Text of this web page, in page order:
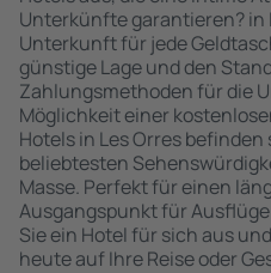
Unterkünfte garantieren? in
Unterkunft für jede
günstige Lage und den
Zahlungsmethoden für die
Möglichkeit einer
Hotels in Les Orres
beliebtesten
Masse. Perfekt für einen
Ausgangspunkt für
Sie ein Hotel für sich aus
heute auf Ihre Reise oder